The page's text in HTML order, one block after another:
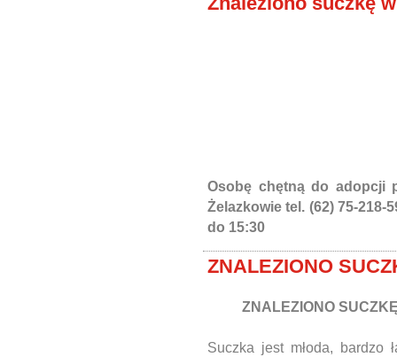
Osobę chętną do adopcji
Żelazkowie tel. (62) 75-218-
do 15:30
ZNALEZIONO
ZNALEZIONO
Suczka jest młoda, bardzo